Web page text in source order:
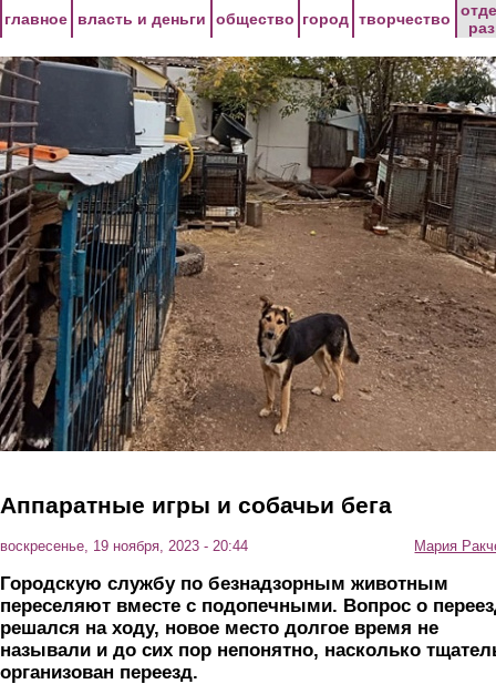
главное власть и деньги общество город творчество
Аппаратные игры и собачьи бега
воскресенье, 19 ноября, 2023 - 20:44 Мария
Городскую службу по безнадзорным животным
переселяют вместе с подопечными. Вопрос о
решался на ходу, новое место долгое время не
называли и до сих пор непонятно, насколько
организован переезд.